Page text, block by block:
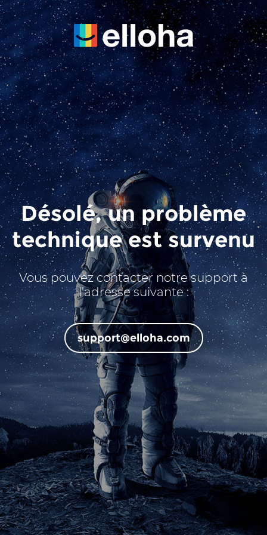
Désolé, un problème
technique est survenu
Vous pouvez contacter notre support à
l'adresse suivante :
support@elloha.com